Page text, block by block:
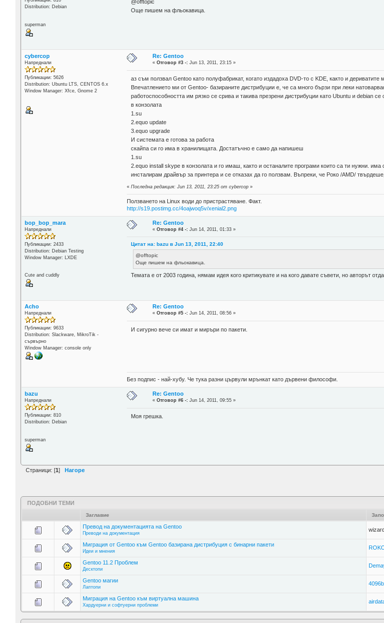
Distribution: Debian
superman
@offtopic
Още пишем на фльокавица.
cybercop
Напреднали
Публикации: 5626
Distribution: Ubuntu LTS, CENTOS 6.x
Window Manager: Xfce, Gnome 2
Re: Gentoo
«Отговор #3 -: Jun 13, 2011, 23:15 »
aз съм ползвал Gentoo като полуфабрикат, когато издадоха DVD-то с KDE, както и
Впечатлението ми от Gentoo- базираните дистрибуции е, че са много бързи при леки
работоспособността им рязко се срива и такива презрени дистрибуции като Ubuntu и debian
в конзолата
1.su
2.equo update
3.equo upgrade
И системата е готова за работа
скайпа си го има в хранилищата. Достатъчно е само да напишеш
1.su
2.equo install skype в конзолата и го имаш, както и останалите програми които са ти нужни.
инсталирам драйвър за принтера и се отказах да го ползвам. Въпреки, че Роко /AMD/
«Последна редакция: Jun 13, 2011, 23:25 от cybercop »
Ползването на Linux води до пристрастяване. Факт.
http://s19.postimg.cc/4oajwoq5v/xenial2.png
bop_bop_mara
Напреднали
Публикации: 2433
Distribution: Debian Testing
Window Manager: LXDE
Cute and cuddly
Re: Gentoo
«Отговор #4 -: Jun 14, 2011, 01:33 »
Цитат на: bazu в Jun 13, 2011, 22:40
@offtopic
Още пишем на фльокавица.
Темата е от 2003 година, нямам идея кого критикувате и на кого давате съвети, но авторът
Acho
Напреднали
Публикации: 9633
Distribution: Slackware, MikroTik -
сървърно
Window Manager: console only
Re: Gentoo
«Отговор #5 -: Jun 14, 2011, 08:56 »
И сигурно вече си имат и миръри по пакети.
Без подпис - най-хубу. Че тука разни цървули мрънкат като дървени философи.
bazu
Напреднали
Публикации: 810
Distribution: Debian
superman
Re: Gentoo
«Отговор #6 -: Jun 14, 2011, 09:55 »
Моя грешка.
Страници: [1 ] Нагоре
ПОДОБНИ ТЕМИ
Заглавие
Превод на документацията на Gentoo
Преводи на документация
Миграция от Gentoo към Gentoo базирана дистрибуция с бинарни пакети
Идеи и мнения
Gentoo 11.2 Проблем
Десктопи
Gentoo магии
Лаптопи
Миграция на Gentoo към виртуална машина
Хардуерни и софтуерни проблеми